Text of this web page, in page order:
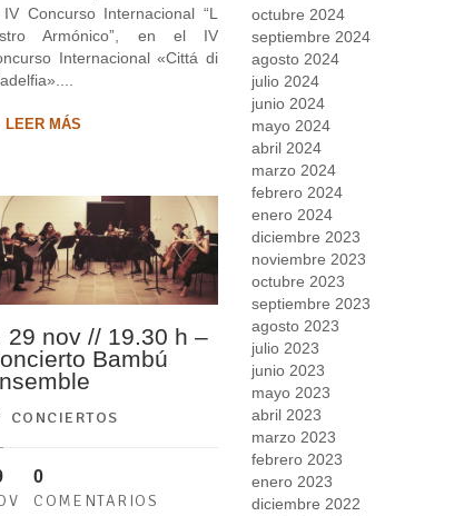
Concurso Internacional “L
Armónico”, en el IV
Internacional «Cittá di
LEER MÁS
29 nov // 19.30 h –
Bambú
CONCIERTOS
0
COMENTARIOS
octubre 2024
septiembre 2024
agosto 2024
julio 2024
junio 2024
mayo 2024
abril 2024
marzo 2024
febrero 2024
enero 2024
diciembre 2023
noviembre 2023
octubre 2023
septiembre 2023
agosto 2023
julio 2023
junio 2023
mayo 2023
abril 2023
marzo 2023
febrero 2023
enero 2023
diciembre 2022